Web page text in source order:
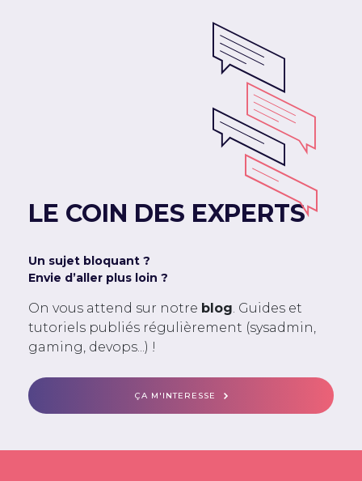
LE COIN DES EXPERTS
Un sujet bloquant ?
Envie d’aller plus loin ?
On vous attend sur notre blog. Guides et
tutoriels publiés régulièrement (sysadmin,
gaming, devops...) !
ÇA M'INTERESSE